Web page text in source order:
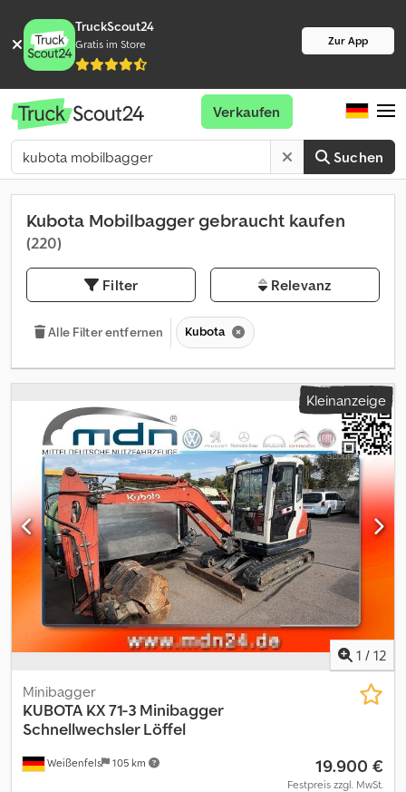
TruckScout24
Gratis im Store Zur App
Suchen
Verkaufen
Kubota Mobilbagger gebraucht kaufen
(220)
Filter Relevanz
Alle Filter entfernen Kubota
Kleinanzeige
1 / 12
Weißenfels 105 km
Minibagger
KUBOTA KX 71-3 Minibagger
Schnellwechsler Löffel
19.900 €
Festpreis zzgl. MwSt.